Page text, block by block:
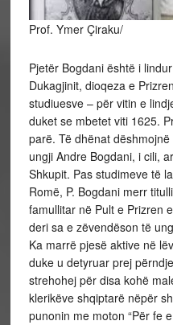
Prof. Ymer Çiraku/
Pjetër Bogdani është i
Dukagjinit, dioqeza e
studiuesve – për vitin e
duket se mbetet viti 1625.
parë. Të dhënat
ungji Andre Bogdani, i cili,
Shkupit. Pas studimeve të
Romë, P. Bogdani merr
famullitar në Pult e Prizren
deri sa e zëvendëson të
Ka marrë pjesë aktive në
duke u detyruar prej
strehohej për disa kohë
klerikëve shqiptarë nëpër
punonin me moton “Për fe